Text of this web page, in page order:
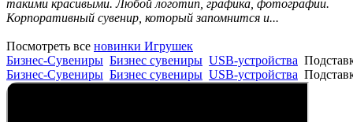
такими красивыми. Любой логотип, графика, фотографии.
Корпоративный сувенир, который запомнится и...
Посмотреть все новинки Игрушек
Бизнес-Сувениры Бизнес сувениры USB-устройства
Бизнес-Сувениры Бизнес сувениры USB-устройства